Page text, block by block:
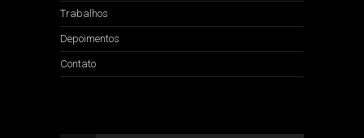
Trabalhos
Depoimentos
Contato